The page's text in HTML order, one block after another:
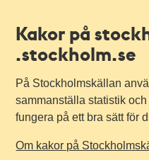
Kakor på
.stockholm.se
På Stockholmskällan
sammanställa statistik
fungera på ett bra sätt för
Om kakor på